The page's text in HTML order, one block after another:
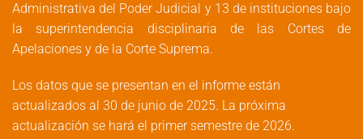
Administrativa del Poder Judicial y 13 de instituciones bajo
la superintendencia disciplinaria de las Cortes de
Apelaciones y de la Corte Suprema.
Los datos que se presentan en el informe están
actualizados al 30 de junio de 2025. La próxima
actualización se hará el primer semestre de 2026.